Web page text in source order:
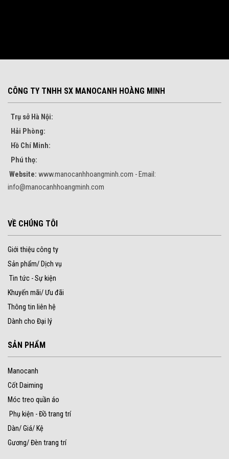
CÔNG TY TNHH SX MANOCANH HOÀNG MINH
Trụ sở Hà Nội:
Hải Phòng:
Hồ Chí Minh:
Phú thọ:
Website: www.manocanhhoangminh.com - Email:
info@manocanhhoangminh.com
VỀ CHÚNG TÔI
Giới thiệu công ty
Sản phẩm/ Dịch vụ
Tin tức - Sự kiện
Khuyến mãi/ Ưu đãi
Thông tin liên hệ
Dành cho Đại lý
SẢN PHẨM
Manocanh
Cốt Daiming
Móc treo quần áo
Phụ kiện - Đồ trang trí
Dàn/ Giá/ Kệ
Gương/ Đèn trang trí